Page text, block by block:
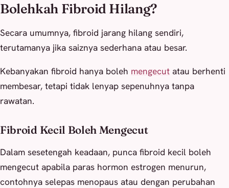
Bolehkah Fibroid Hilang?
Secara umumnya, fibroid jarang hilang sendiri,
terutamanya jika saiznya sederhana atau besar.
Kebanyakan fibroid hanya boleh mengecut atau berhenti
membesar, tetapi tidak lenyap sepenuhnya tanpa
rawatan.
Fibroid Kecil Boleh Mengecut
Dalam sesetengah keadaan, punca fibroid kecil boleh
mengecut apabila paras hormon estrogen menurun,
contohnya selepas menopaus atau dengan perubahan